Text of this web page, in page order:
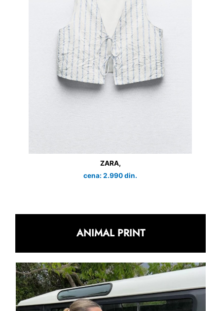
ZARA,
cena: 2.990 din.
ANIMAL PRINT